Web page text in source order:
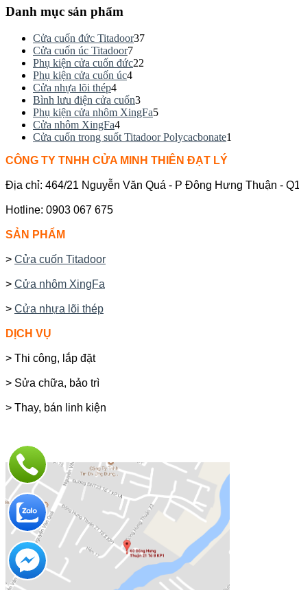
Danh mục sản phẩm
Cửa cuốn đức Titadoor37
Cửa cuốn úc Titadoor7
Phụ kiện cửa cuốn đức22
Phụ kiện cửa cuốn úc4
Cửa nhựa lõi thép4
Bình lưu điện cửa cuốn3
Phụ kiện cửa nhôm XingFa5
Cửa nhôm XingFa4
Cửa cuốn trong suốt Titadoor Polycacbonate1
CÔNG TY TNHH CỬA MINH THIÊN ĐẠT LÝ
Địa chỉ: 464/21 Nguyễn Văn Quá - P Đông Hưng Thuận -
Hotline: 0903 067 675
SẢN PHẨM
> Cửa cuốn Titadoor
> Cửa nhôm XingFa
> Cửa nhựa lõi thép
DỊCH VỤ
> Thi công, lắp đặt
> Sửa chữa, bảo trì
> Thay, bán linh kiện